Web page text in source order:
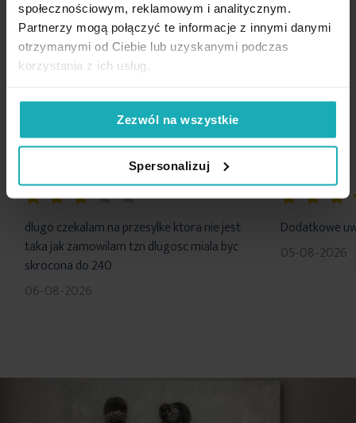
społecznościowym, reklamowym i analitycznym.
Partnerzy mogą połączyć te informacje z innymi danymi
otrzymanymi od Ciebie lub uzyskanymi podczas
korzystania z ich usług.
Zezwól na wszystkie
Spersonalizuj
Opinie potwierdzone zakupem
5%
Na podstawie 1220 opinii. Zobacz niektóre opinie tutaj.
dlugo czekalam na przesylke ktora nie jest
taka jak zamowilam tzn dlugosc miala byc
skrocona do 240
06-08-2026
Dodatkowe
05-08-2026